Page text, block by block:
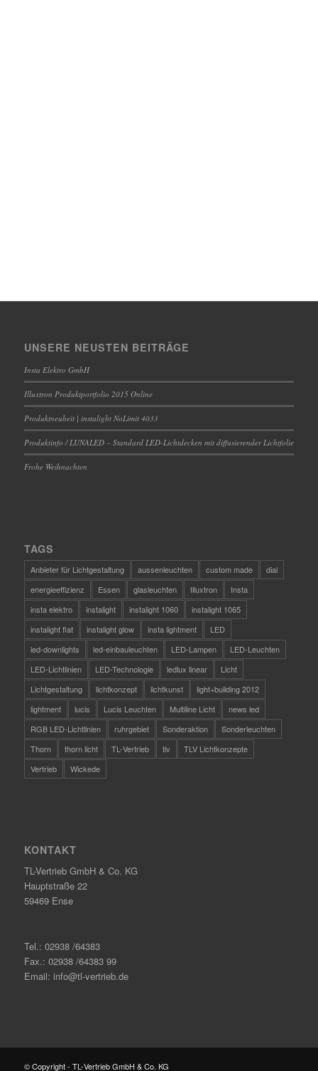
UNSERE NEUSTEN BEITRÄGE
Insta Elektro GmbH
Illuxtron Produktportfolio 2015 Online
Produktneuheit | instalight NoLimit 4033
Produktinfo / LUNALED – Standard LED-Lichtdecken mit diffusierender Lichtfolie
Frohe Weihnachten
TAGS
Anbieter für Lichtgestaltung aussenleuchten custom made
dial
energieeffizienz
Essen glasleuchten Illuxtron
Insta
insta elektro
instalight instalight 1060
instalight 1065
instalight flat
instalight glow insta lightment
LED
led-downlights
led-einbauleuchten LED-Lampen
LED-Leuchten
LED-Lichtlinien
LED-Technologie ledlux linear
Licht
Lichtgestaltung
lichtkonzept lichtkunst
light+building 2012
lightment
lucis Lucis Leuchten Multiline Licht
news led
RGB LED-Lichtlinien
ruhrgebiet Sonderaktion
Sonderleuchten
Thorn
thorn licht TL-Vertrieb tlv
TLV Lichtkonzepte
Vertrieb
Wickede
KONTAKT
TL-Vertrieb GmbH & Co. KG
Hauptstraße 22
59469 Ense
Tel.: 02938 /64383
Fax.: 02938 /64383 99
Email: info@tl-vertrieb.de
© Copyright - TL-Vertrieb GmbH & Co. KG